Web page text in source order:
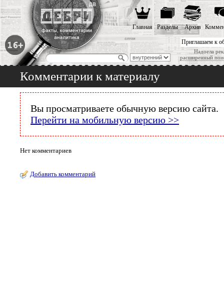
Приглашаем к
Надоела
расширенный
Главная Разделы Архив
Комментарии к материалу
Вы просматриваете обычную версию сайта.
Перейти на мобильную версию >>
Нет комментариев
Добавить комментарий